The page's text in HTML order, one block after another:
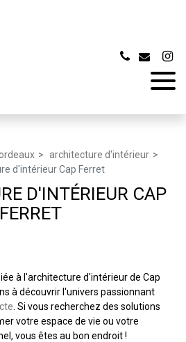
architecture d'intérieur
d'intérieur Cap Ferret
D'INTÉRIEUR CAP
FERRET
à l'architecture d'intérieur de Cap
à découvrir l'univers passionnant
. Si vous recherchez des solutions
votre espace de vie ou votre
vous êtes au bon endroit !